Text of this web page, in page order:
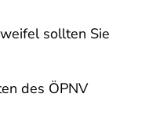
sollten Sie
des ÖPNV